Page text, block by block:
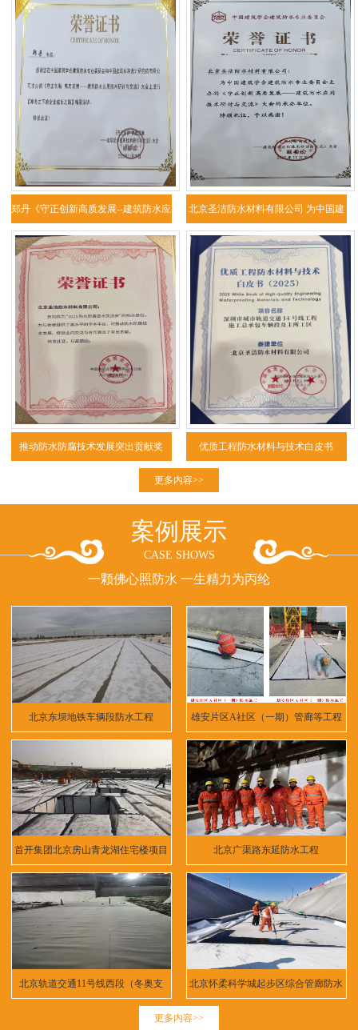
郑丹《守正创新高质发展--建筑防水应
用技
北京圣洁防水材料有限公司 为中国建
筑学会
推动防水防腐技术发展突出贡献奖 优质工程防水材料与技术白皮书
更多内容>>
案例展示
CASE SHOWS
一颗佛心照防水 一生精力为丙纶
北京东坝地铁车辆段防水工程 雄安片区A社区（一期）管廊等工程
首开集团北京房山青龙湖住宅楼项目 北京广渠路东延防水工程
北京轨道交通11号线西段（冬奥支 北京怀柔科学城起步区综合管廊防水
更多内容>>